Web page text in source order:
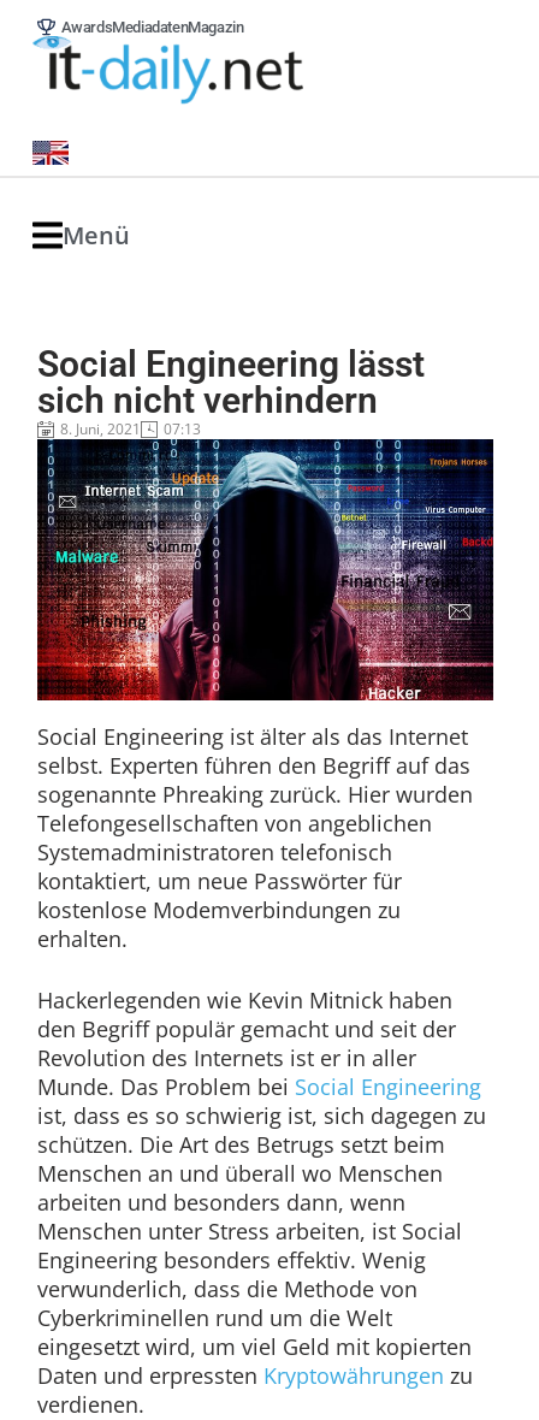
AwardsMediadatenMagazin
Menü
Social Engineering lässt
sich nicht verhindern
8. Juni, 2021 07:13
Social Engineering ist älter als das Internet
selbst. Experten führen den Begriff auf das
sogenannte Phreaking zurück. Hier wurden
Telefongesellschaften von angeblichen
Systemadministratoren telefonisch
kontaktiert, um neue Passwörter für
kostenlose Modemverbindungen zu
erhalten.
Hackerlegenden wie Kevin Mitnick haben
den Begriff populär gemacht und seit der
Revolution des Internets ist er in aller
Munde. Das Problem bei Social Engineering
ist, dass es so schwierig ist, sich dagegen zu
schützen. Die Art des Betrugs setzt beim
Menschen an und überall wo Menschen
arbeiten und besonders dann, wenn
Menschen unter Stress arbeiten, ist Social
Engineering besonders effektiv. Wenig
verwunderlich, dass die Methode von
Cyberkriminellen rund um die Welt
eingesetzt wird, um viel Geld mit kopierten
Daten und erpressten Kryptowährungen zu
verdienen.